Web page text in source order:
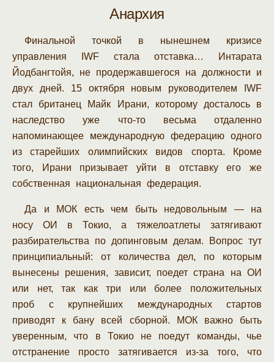
Анархия
Финальной точкой в нынешнем кризисе
управления IWF стала отставка… Интарата
Йодбангтойя, не продержавшегося на должности и
двух дней. 15 октября новым руководителем IWF
стал британец Майк Ирани, которому досталось в
наследство уже что-то весьма отдаленно
напоминающее международную федерацию одного
из старейших олимпийских видов спорта. Кроме
того, Ирани призывает уйти в отставку его же
собственная национальная федерация.
Да и МОК есть чем быть недовольным — на
носу ОИ в Токио, а тяжелоатлеты затягивают
разбирательства по допинговым делам. Вопрос тут
принципиальный: от количества дел, по которым
вынесены решения, зависит, поедет страна на ОИ
или нет, так как три или более положительных
проб с крупнейших международных стартов
приводят к бану всей сборной. МОК важно быть
уверенным, что в Токио не поедут команды, чье
отстранение просто затягивается из-за того, что